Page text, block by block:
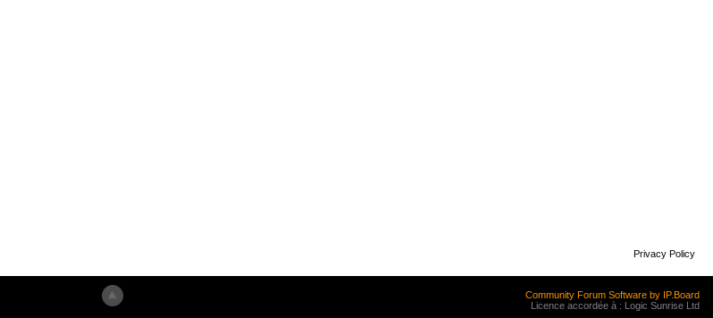
Privacy Policy
Community Forum Software by IP.Board
Licence accordée à : Logic Sunrise Ltd